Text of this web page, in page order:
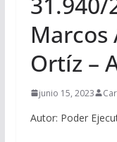
Marcos
Ortíz –
junio 15, 2023
Autor: Poder